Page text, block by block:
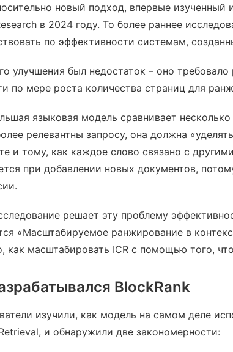
новый подход, впервые изученный
в 2024 году. То более раннее
по эффективности системам,
улучшения был недостаток – оно
по мере роста количества страниц для
языковая модель сравнивает
релевантны запросу, она должна
и тому, как каждое слово связано с
при добавлении новых документов,
решает эту проблему
«Масштабируемое ранжирование в
как масштабировать ICR с помощью того,
BlockRank
изучили, как модель на самом деле
и обнаружили две закономерности: